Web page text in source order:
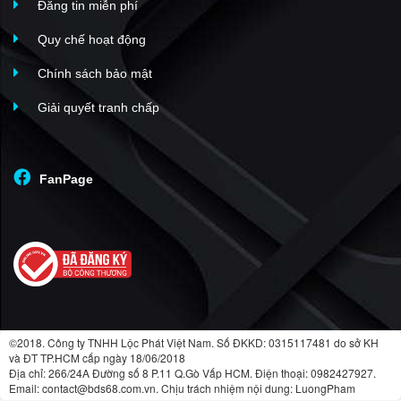
Mặt bằng thiết kế tiện ích
Bể bơi bốn mùa trong nhà
Đăng tin miễn phí
Quy chế hoạt động
Chính sách bảo mật
Giải quyết tranh chấp
FanPage
©2018. Công ty TNHH Lộc Phát Việt Nam. Số ĐKKD: 0315117481 do sở KH
và ĐT TP.HCM cấp ngày 18/06/2018
Địa chỉ: 266/24A Đường số 8 P.11 Q.Gò Vấp HCM. Điện thoại: 0982427927.
Email: contact@bds68.com.vn. Chịu trách nhiệm nội dung: LuongPham